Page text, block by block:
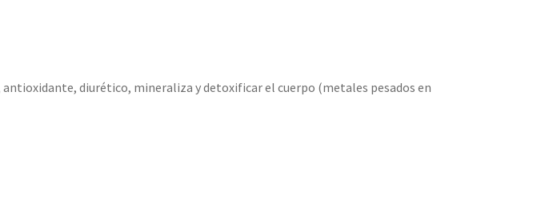
antioxidante, diurético, mineraliza y detoxificar el cuerpo (metales pesados ​​en